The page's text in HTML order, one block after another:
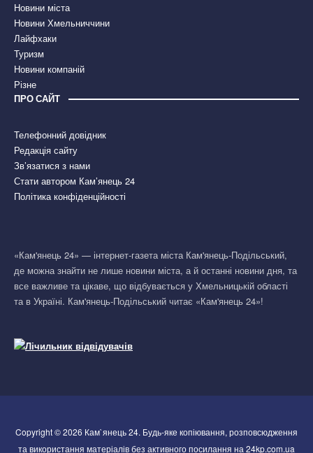
Новини міста
Новини Хмельниччини
Лайфхаки
Туризм
Новини компаній
Різне
ПРО САЙТ
Телефонний довідник
Редакція сайту
Зв’язатися з нами
Стати автором Кам’янець 24
Політика конфіденційності
«Кам'янець 24» — інтернет-газета міста Кам'янець-Подільський,
де можна знайти не лише новини міста, а й останні новини дня, та
все важливе та цікаве, що відбувається у Хмельницькій області
та в Україні. Кам'янець-Подільський читає «Кам'янець 24»!
Copyright © 2026 Кам`янець 24. Будь-яке копіювання, розповсюдження
та використання матеріалів без активного посилання на 24kp.com.ua